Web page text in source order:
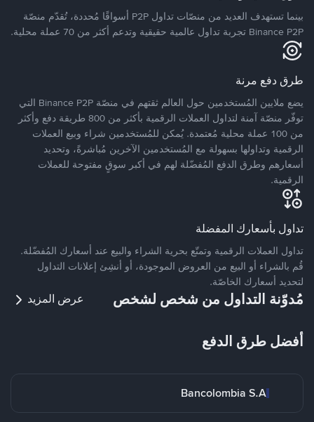
بينما تستهدف العديد من منصّات تداول P2P أسواقًا مُحددة، تُقدّم منصّة
Binance P2P تجربة تداول عالمية حقيقية وتدعم أكثر من 70 عملة محلية.
طرق دفع مرنة
يضع ملايين المُستخدمين حول العالم ثقتهم في منصّة Binance P2P التي
توفّر منصّة آمنة لتداول العملات الرقمية بأكثر من 800 طريقة دفع وأكثر
من 100 عملة محلية مُعتمدة. يُمكن للمُستخدمين شراء وبيع العملات
الرقمية وتداولها بسهولة مع المُستخدمين الآخرين مُباشرةً، وتحديد
أسعارهم وطرق الدفع المُفضّلة لهم في أكبر سوقٍ مفتوحة للعملات
الرقمية.
تداول بأسعارك المفضلة
تداول العملات الرقمية وتمتّع بحرية الشراء والبيع عند أسعارك المُفضّلة.
قُم بالشراء أو البيع من العروض الموجودة، أو أنشِئ إعلانات التداول
لتحديد أسعارك الخاصّة.
مُدوّنة التداول من شخص لشخص عرض المزيد
أفضل طرق الدفع
Bancolombia S.A